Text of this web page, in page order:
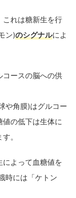
これは糖新生を行
ン)のシグナルによ
コースの脳への供
や角膜)はグルコー
値の低下は生体に
。
によって血糖値を
時には「ケトン